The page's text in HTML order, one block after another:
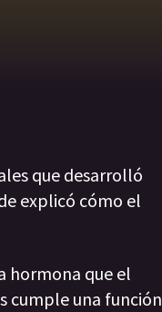
que desarrolló
explicó cómo el
hormona que el
cumple una función